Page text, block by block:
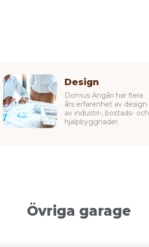
Design
Domus Angāri har flera
års erfarenhet av design
av industri-, bostads- och
hjälpbyggnader.
Övriga garage